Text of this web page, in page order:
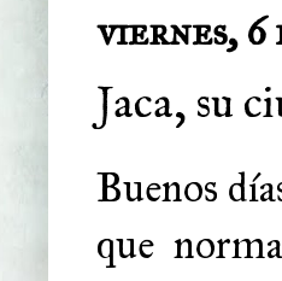
viernes, 6
Jaca, su
Buenos
que